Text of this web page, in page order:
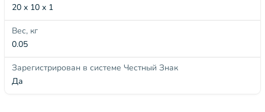
20 x 10 x 1
Вес, кг
0.05
Зарегистрирован в системе Честный Знак
Да